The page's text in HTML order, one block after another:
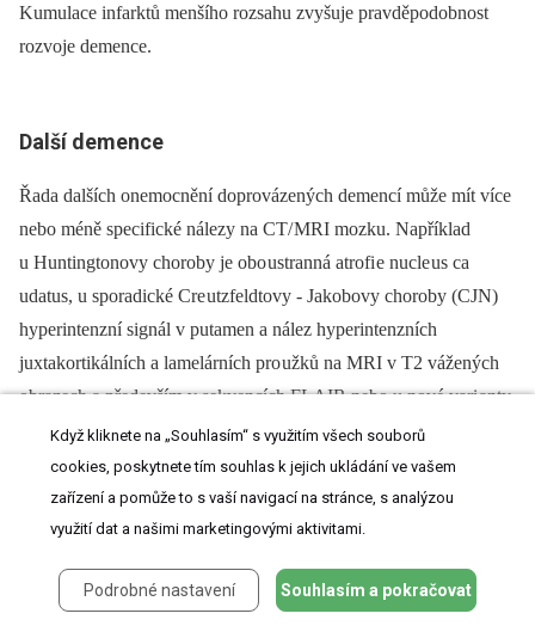
Kumulace infarktů menšího rozsahu zvyšuje pravděpodobnost
rozvoje demence.
Další demence
Řada dalších onemocnění doprovázených demencí může mít více
nebo méně specifické nálezy na CT/ MRI mozku. Například
u Huntingtonovy choroby je obo ustranná atrofi e nucle us ca
udatus, u sporadické Cre utzfeldtovy -⁠ Jakobovy choroby (CJN)
hyperintenzní signál v putamen a nález hyperintenzních
juxtakortikálních a lamelárních pro užků na MRI v T2 vážených
obrazech a především v sekvencích FLAIR nebo u nové vari anty
CJN zvýšený signál v pulvinaru [56].
Normotenzní hydrocefalus (NTH) bývá zpravidla provázen
T2 a FLAIR bez výraznější přidružené patologi e bílé hmoty.
Když kliknete na „Souhlasím“ s využitím všech souborů
cookies, poskytnete tím souhlas k jejich ukládání ve vašem
zařízení a pomůže to s vaší navigací na stránce, s analýzou
využití dat a našimi marketingovými aktivitami.
Podrobné nastavení Souhlasím a pokračovat